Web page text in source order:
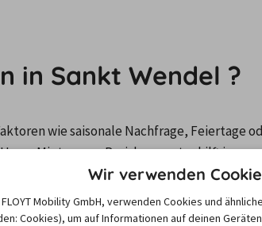
in Sankt Wendel ?
wie saisonale Nachfrage, Feiertage
Mietwagen-Preisbarometer hilft
zu finden - versprochen!
Wir verwenden
Mobility GmbH, verwenden Cookies und
Cookies), um auf Informationen auf deinen